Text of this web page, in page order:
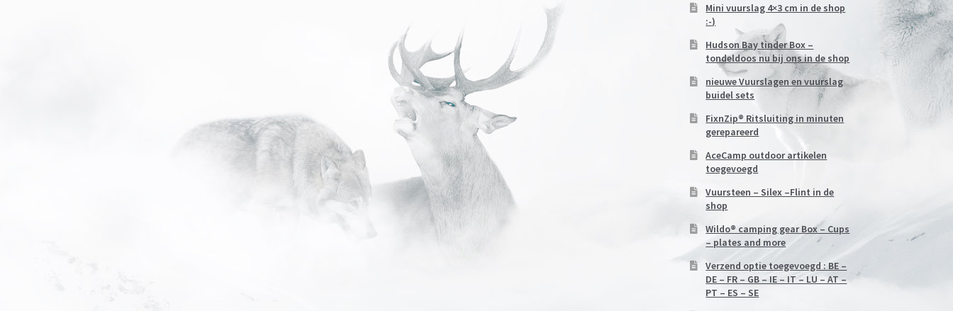
Mini vuurslag 4×3 cm in de shop
:-)
Hudson Bay tinder Box –
tondeldoos nu bij ons in de shop
nieuwe Vuurslagen en vuurslag
buidel sets
FixnZip® Ritsluiting in minuten
gerepareerd
AceCamp outdoor artikelen
toegevoegd
Vuursteen – Silex –Flint in de
shop
Wildo® camping gear Box – Cups
– plates and more
Verzend optie toegevoegd : BE –
DE – FR – GB – IE – IT – LU – AT –
PT – ES – SE